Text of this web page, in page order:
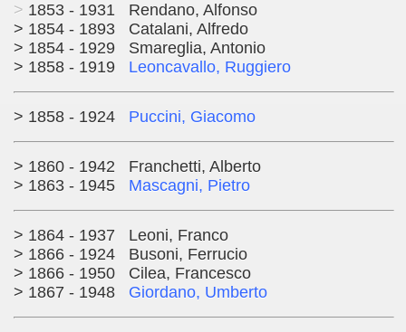
> 1853 - 1931 Rendano, Alfonso
> 1854 - 1893 Catalani, Alfredo
> 1854 - 1929 Smareglia, Antonio
> 1858 - 1919
Leoncavallo, Ruggiero
> 1858 - 1924 Puccini, Giacomo
> 1860 - 1942 Franchetti, Alberto
> 1863 - 1945 Mascagni, Pietro
> 1864 - 1937 Leoni, Franco
> 1866 - 1924 Busoni, Ferrucio
> 1866 - 1950 Cilea, Francesco
> 1867 - 1948 Giordano, Umberto